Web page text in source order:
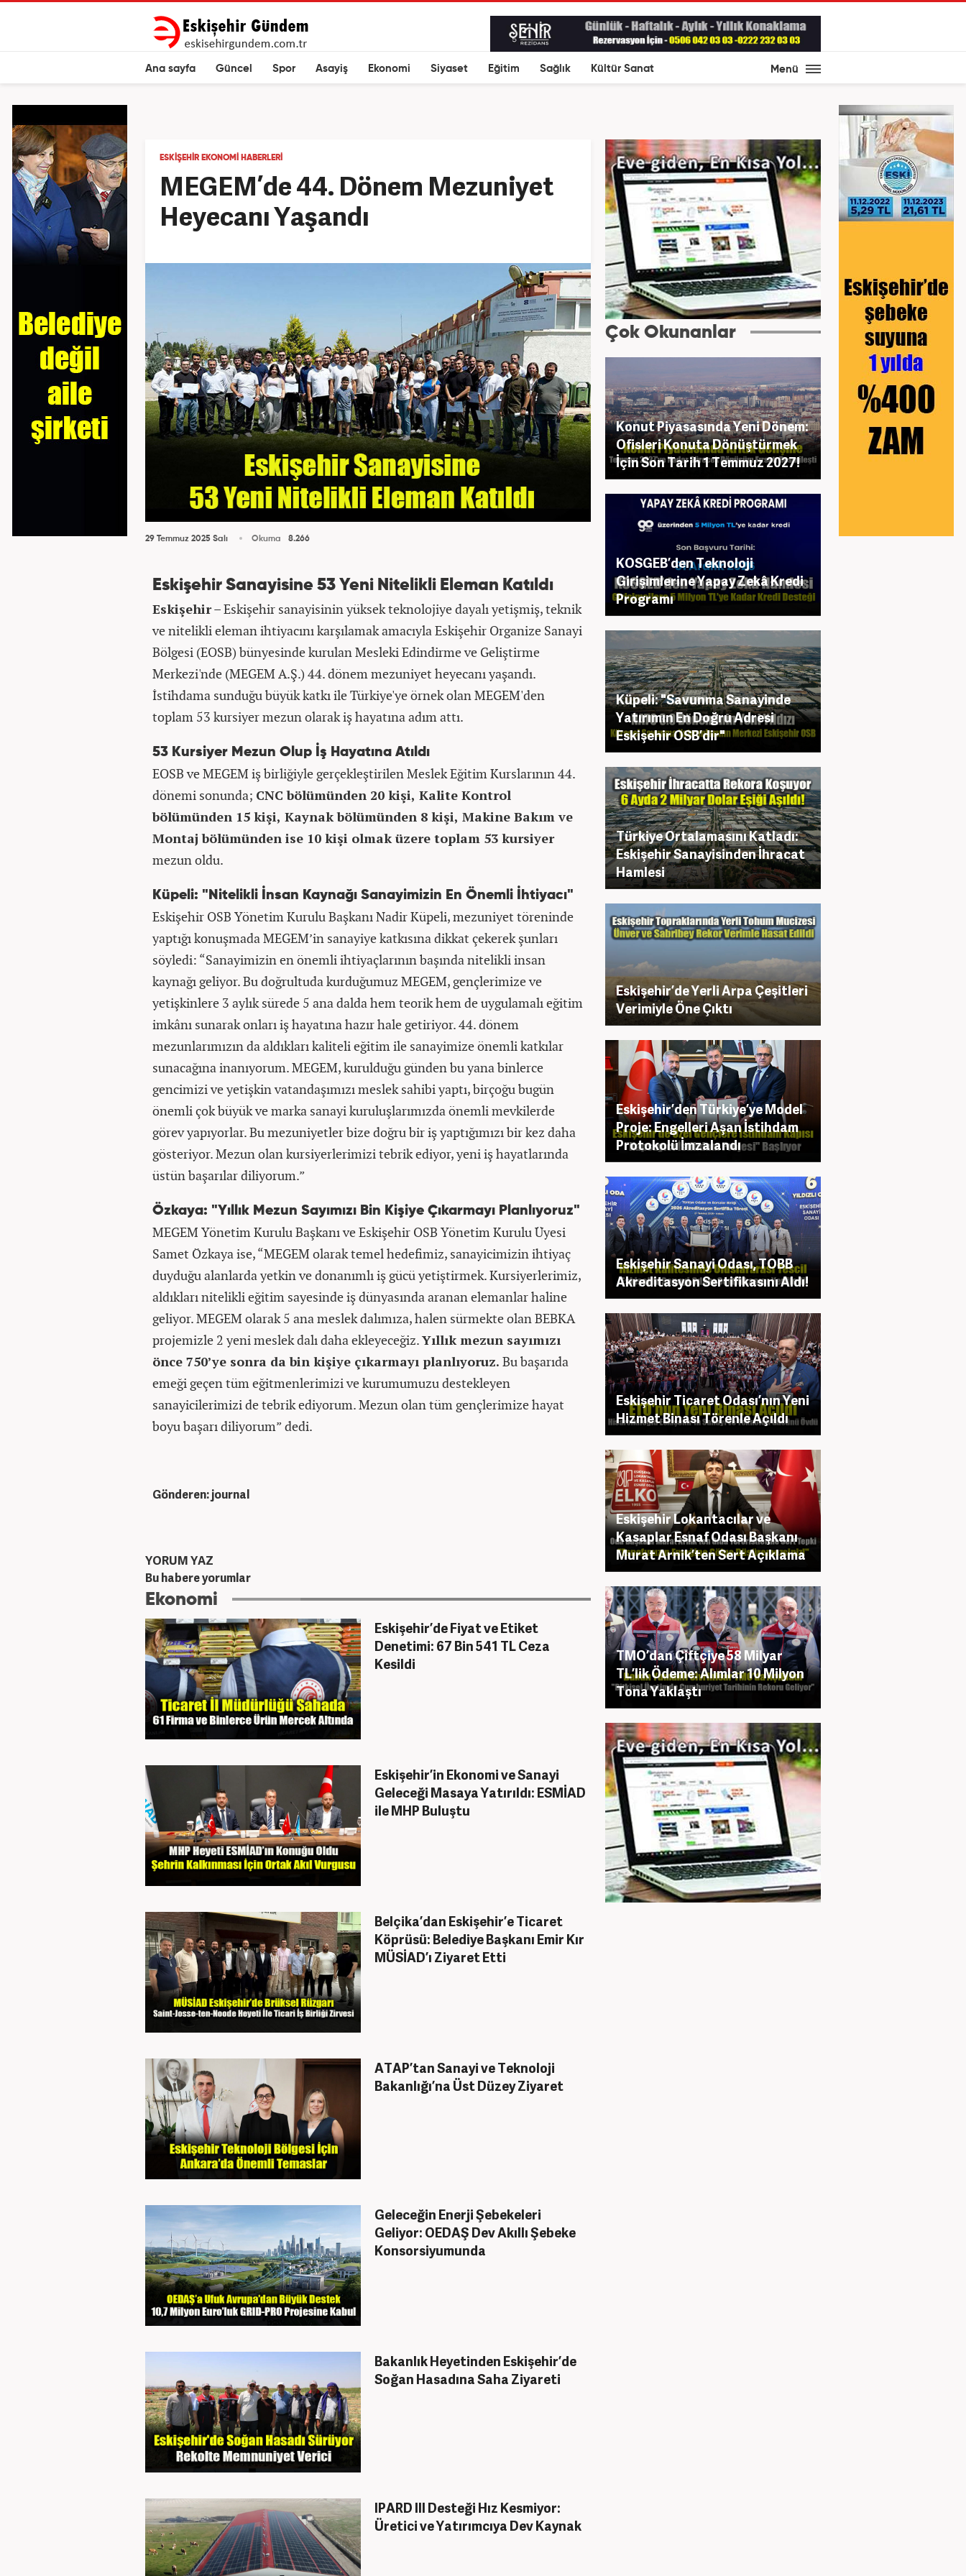
Ana sayfa Güncel Spor Asayiş Ekonomi Siyaset Eğitim Sağlık Kültür Sanat Menü
ESKIŞEHIR EKONOMI HABERLERI
MEGEM’de 44. Dönem Mezuniyet
Heyecanı Yaşandı
29 Temmuz 2025 Salı Okuma 8.266
Eskişehir Sanayisine 53 Yeni Nitelikli Eleman Katıldı
Eskişehir– Eskişehir sanayisinin yüksek teknolojiye dayalı yetişmiş, teknik
ve nitelikli eleman ihtiyacını karşılamak amacıyla Eskişehir Organize Sanayi
Bölgesi (EOSB) bünyesinde kurulan Mesleki Edindirme ve Geliştirme
Merkezi'nde (MEGEM A.Ş.) 44. dönem mezuniyet heyecanı yaşandı.
İstihdama sunduğu büyük katkı ile Türkiye'ye örnek olan MEGEM'den
toplam 53 kursiyer mezun olarak iş hayatına adım attı.
53 Kursiyer Mezun Olup İş Hayatına Atıldı
EOSB ve MEGEM iş birliğiyle gerçekleştirilen Meslek Eğitim Kurslarının 44.
dönemi sonunda; CNC bölümünden 20 kişi, Kalite Kontrol
bölümünden 15 kişi, Kaynak bölümünden 8 kişi, Makine Bakım ve
Montaj bölümünden ise 10 kişi olmak üzere toplam 53 kursiyer
mezun oldu.
Küpeli: "Nitelikli İnsan Kaynağı Sanayimizin En Önemli İhtiyacı"
Eskişehir OSB Yönetim Kurulu Başkanı Nadir Küpeli, mezuniyet töreninde
yaptığı konuşmada MEGEM’in sanayiye katkısına dikkat çekerek şunları
söyledi: “Sanayimizin en önemli ihtiyaçlarının başında nitelikli insan
kaynağı geliyor. Bu doğrultuda kurduğumuz MEGEM, gençlerimize ve
yetişkinlere 3 aylık sürede 5 ana dalda hem teorik hem de uygulamalı eğitim
imkânı sunarak onları iş hayatına hazır hale getiriyor. 44. dönem
mezunlarımızın da aldıkları kaliteli eğitim ile sanayimize önemli katkılar
sunacağına inanıyorum. MEGEM, kurulduğu günden bu yana binlerce
gencimizi ve yetişkin vatandaşımızı meslek sahibi yaptı, birçoğu bugün
önemli çok büyük ve marka sanayi kuruluşlarımızda önemli mevkilerde
görev yapıyorlar. Bu mezuniyetler bize doğru bir iş yaptığımızı bir kez daha
gösteriyor. Mezun olan kursiyerlerimizi tebrik ediyor, yeni iş hayatlarında
üstün başarılar diliyorum.”
Özkaya: "Yıllık Mezun Sayımızı Bin Kişiye Çıkarmayı Planlıyoruz"
MEGEM Yönetim Kurulu Başkanı ve Eskişehir OSB Yönetim Kurulu Üyesi
Samet Özkaya ise, “MEGEM olarak temel hedefimiz, sanayicimizin ihtiyaç
duyduğu alanlarda yetkin ve donanımlı iş gücü yetiştirmek. Kursiyerlerimiz,
aldıkları nitelikli eğitim sayesinde iş dünyasında aranan elemanlar haline
geliyor. MEGEM olarak 5 ana meslek dalımıza, halen sürmekte olan BEBKA
projemizle 2 yeni meslek dalı daha ekleyeceğiz.Yıllık mezun sayımızı
önce 750’ye sonra da bin kişiye çıkarmayı planlıyoruz. Bu başarıda
emeği geçen tüm eğitmenlerimizi ve kurumumuzu destekleyen
sanayicilerimizi de tebrik ediyorum. Mezun olan tüm gençlerimize hayat
boyu başarı diliyorum” dedi.
Gönderen: journal
YORUM YAZ
Bu habere yorumlar
Ekonomi
Eskişehir’de Fiyat ve Etiket
Denetimi: 67 Bin 541 TL Ceza
Kesildi
Eskişehir’in Ekonomi ve Sanayi
Geleceği Masaya Yatırıldı: ESMİAD
ile MHP Buluştu
Belçika’dan Eskişehir’e Ticaret
Köprüsü: Belediye Başkanı Emir Kır
MÜSİAD’ı Ziyaret Etti
ATAP’tan Sanayi ve Teknoloji
Bakanlığı’na Üst Düzey Ziyaret
Geleceğin Enerji Şebekeleri
Geliyor: OEDAŞ Dev Akıllı Şebeke
Konsorsiyumunda
Bakanlık Heyetinden Eskişehir’de
Soğan Hasadına Saha Ziyareti
IPARD III Desteği Hız Kesmiyor:
Üretici ve Yatırımcıya Dev Kaynak
Çok Okunanlar
Konut Piyasasında Yeni Dönem:
Ofisleri Konuta Dönüştürmek
İçin Son Tarih 1 Temmuz 2027!
KOSGEB’den Teknoloji
Girişimlerine Yapay Zekâ Kredi
Programı
Küpeli: "Savunma Sanayinde
Yatırımın En Doğru Adresi
Eskişehir OSB’dir"
Türkiye Ortalamasını Katladı:
Eskişehir Sanayisinden İhracat
Hamlesi
Eskişehir’de Yerli Arpa Çeşitleri
Verimiyle Öne Çıktı
Eskişehir’den Türkiye’ye Model
Proje: Engelleri Aşan İstihdam
Protokolü İmzalandı
Eskişehir Sanayi Odası, TOBB
Akreditasyon Sertifikasını Aldı!
Eskişehir Ticaret Odası’nın Yeni
Hizmet Binası Törenle Açıldı
Eskişehir Lokantacılar ve
Kasaplar Esnaf Odası Başkanı
Murat Arnik’ten Sert Açıklama
TMO’dan Çiftçiye 58 Milyar
TL’lik Ödeme: Alımlar 10 Milyon
Tona Yaklaştı